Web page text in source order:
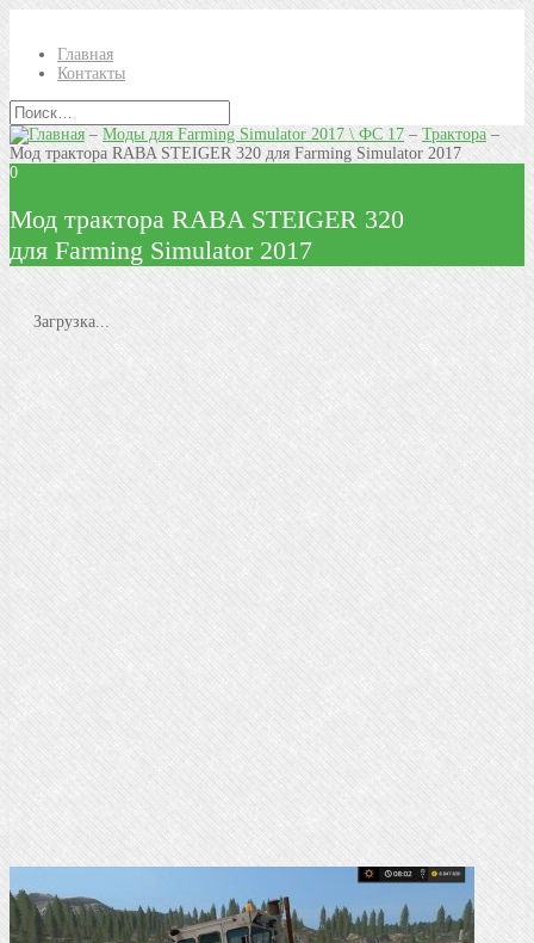
Главная
Контакты
–Моды для Farming Simulator 2017 \ ФС 17– Трактора–
Мод трактора RABA STEIGER 320 для Farming Simulator 2017
0
Мод трактора RABA STEIGER 320
для Farming Simulator 2017
Загрузка...